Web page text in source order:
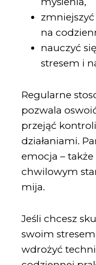
na
nauczyć
stresem i
Regularne
pozwala
przejąć
działaniami.
emocja – także
chwilowym
mija.
Jeśli chcesz
swoim
wdrożyć